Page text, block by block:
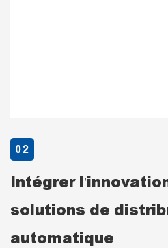
02
Intégrer
solutions de
automatique